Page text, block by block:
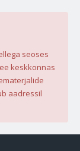
seoses
keskkonnas
aadressil